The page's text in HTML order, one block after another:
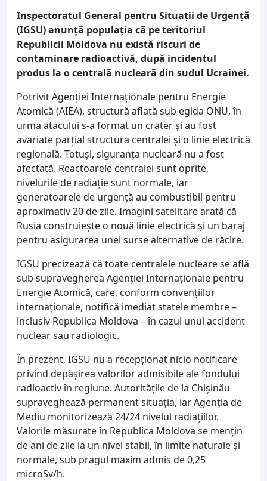
Inspectoratul General pentru Situații de Urgență
(IGSU) anunță populația că pe teritoriul
Republicii Moldova nu există riscuri de
contaminare radioactivă, după incidentul
produs la o centrală nucleară din sudul Ucrainei.
Potrivit Agenției Internaționale pentru Energie
Atomică (AIEA), structură aflată sub egida ONU, în
urma atacului s-a format un crater și au fost
avariate parțial structura centralei și o linie electrică
regională. Totuși, siguranța nucleară nu a fost
afectată. Reactoarele centralei sunt oprite,
nivelurile de radiație sunt normale, iar
generatoarele de urgență au combustibil pentru
aproximativ 20 de zile. Imagini satelitare arată că
Rusia construiește o nouă linie electrică și un baraj
pentru asigurarea unei surse alternative de răcire.
IGSU precizează că toate centralele nucleare se află
sub supravegherea Agenției Internaționale pentru
Energie Atomică, care, conform convențiilor
internaționale, notifică imediat statele membre –
inclusiv Republica Moldova – în cazul unui accident
nuclear sau radiologic.
În prezent, IGSU nu a recepționat nicio notificare
privind depășirea valorilor admisibile ale fondului
radioactiv în regiune. Autoritățile de la Chișinău
supraveghează permanent situația, iar Agenția de
Mediu monitorizează 24/24 nivelul radiațiilor.
Valorile măsurate în Republica Moldova se mențin
de ani de zile la un nivel stabil, în limite naturale și
normale, sub pragul maxim admis de 0,25
microSv/h.